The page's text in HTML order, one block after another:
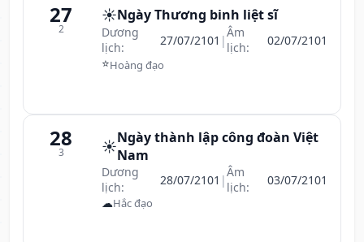
27
2
☀️Ngày Thương binh liệt sĩ
Dương
lịch:
27/07/2101 |Âm
lịch:
02/07/2101
⭐Hoàng đạo
28
3 ☀️Ngày thành lập công đoàn Việt
Nam
Dương
lịch:
28/07/2101 |Âm
lịch:
03/07/2101
☁Hắc đạo